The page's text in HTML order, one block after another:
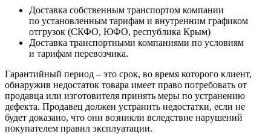
Доставка собственным транспортом компании
по установленным тарифам и внутренним графиком
отгрузок (СКФО, ЮФО, республика Крым)
Доставка транспортными компаниями по условиям
и тарифам перевозчика.
Гарантийный период – это срок, во время которого клиент,
обнаружив недостаток товара имеет право потребовать от
продавца или изготовителя принять меры по устранению
дефекта. Продавец должен устранить недостатки, если не
будет доказано, что они возникли вследствие нарушений
покупателем правил эксплуатации.